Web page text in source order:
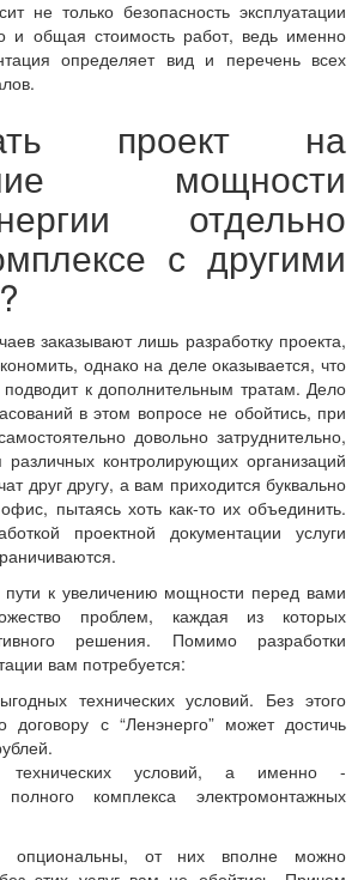
не только безопасность эксплуатации
и общая стоимость работ, ведь именно
определяет вид и перечень всех
проект на
мощности
отдельно
с другими
заказывают лишь разработку проекта,
однако на деле оказывается, что
к дополнительным тратам. Дело
в этом вопросе не обойтись, при
довольно затруднительно,
различных контролирующих организаций
друг другу, а вам приходится буквально
пытаясь хоть как-то их объединить.
проектной документации услуги
к увеличению мощности перед вами
проблем, каждая из которых
решения. Помимо разработки
вам потребуется:
технических условий. Без этого
договору с “Ленэнерго” может достичь
технических условий, а именно -
комплекса электромонтажных
опциональны, от них вполне можно